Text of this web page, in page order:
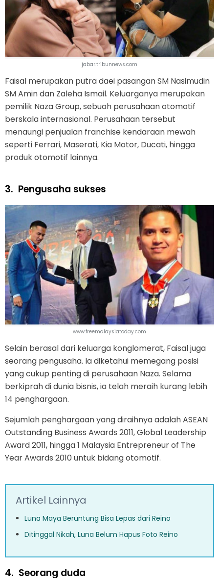
jabar.tribunnews.com
Faisal merupakan putra daei pasangan SM Nasimudin
SM Amin dan Zaleha Ismail. Keluarganya merupakan
pemilik Naza Group, sebuah perusahaan otomotif
berskala internasional. Perusahaan tersebut
menaungi penjualan franchise kendaraan mewah
seperti Ferrari, Maserati, Kia Motor, Ducati, hingga
produk otomotif lainnya.
3. Pengusaha sukses
www.freemalaysiatoday.com
Selain berasal dari keluarga konglomerat, Faisal juga
seorang pengusaha. Ia diketahui memegang posisi
yang cukup penting di perusahaan Naza. Selama
berkiprah di dunia bisnis, ia telah meraih kurang lebih
14 penghargaan.
Sejumlah penghargaan yang diraihnya adalah ASEAN
Outstanding Business Awards 2011, Global Leadership
Award 2011, hingga 1 Malaysia Entrepreneur of The
Year Awards 2010 untuk bidang otomotif.
Artikel Lainnya
Luna Maya Beruntung Bisa Lepas dari Reino
Ditinggal Nikah, Luna Belum Hapus Foto Reino
4. Seorang duda